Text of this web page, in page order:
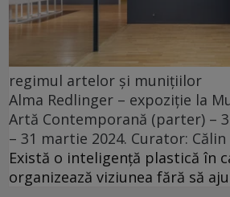
regimul artelor și munițiilor
Alma Redlinger – expoziție la
Artă Contemporană (parter) –
– 31 martie 2024. Curator: Călin
Există o inteligență plastică în
organizează viziunea fără să